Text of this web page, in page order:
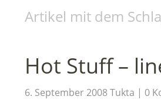
Artikel mit dem
Hot Stuff –
6. September 2008Tukta 0